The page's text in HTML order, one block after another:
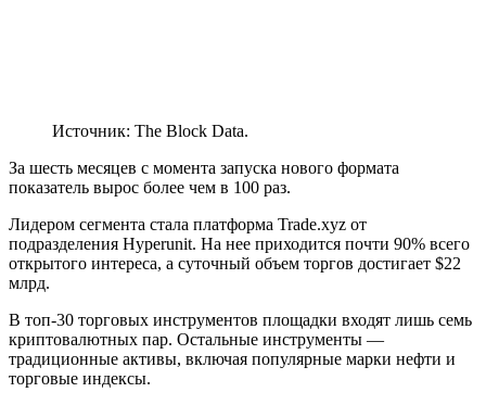
Источник: The Block Data.
За шесть месяцев с момента запуска нового формата
показатель вырос более чем в 100 раз.
Лидером сегмента стала платформа Trade.xyz от
подразделения Hyperunit. На нее приходится почти 90% всего
открытого интереса, а суточный объем торгов достигает $22
млрд.
В топ-30 торговых инструментов площадки входят лишь семь
криптовалютных пар. Остальные инструменты —
традиционные активы, включая популярные марки нефти и
торговые индексы.